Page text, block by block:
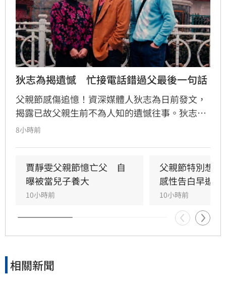
狄志為揭遺憾　忙接電話錯過父最後一句話
父親節感傷追憶！資深媒體人狄志為日前發文，
揭露已故父親生前不為人知的遺憾往事。狄志為
透露，父親一生以海為家，兩人相處時間極少，
在門外落淚。最讓狄志為心碎的是，當年陪病重
父親曬太陽時，自己因忙於接工作電話而忽視了
父親，沒想到那竟是父子最後的相處，父親回房
後便陷入永眠。這段錯過的對話成為他20年來心
中最深的遺憾，他以此感嘆，有些電話晚點接沒
關係，但錯過的親情與話語，可能再也無法挽
8小時前
賈靜雯父親節憶亡父　自
曝被當兒子養大
10小時前
父親節特別想
感性告白早逝父
10小時前
相關新聞